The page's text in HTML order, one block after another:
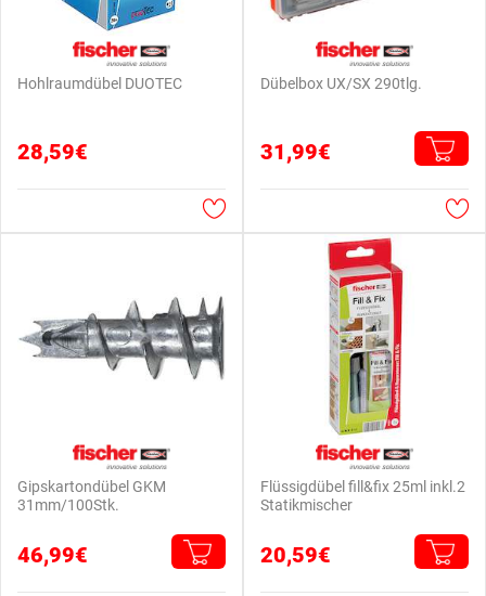
Hohlraumdübel DUOTEC
28,59€
Dübelbox UX/SX 290tlg.
31,99€
Gipskartondübel GKM
31mm/100Stk.
46,99€
Flüssigdübel fill&fix 25ml inkl.2
Statikmischer
20,59€